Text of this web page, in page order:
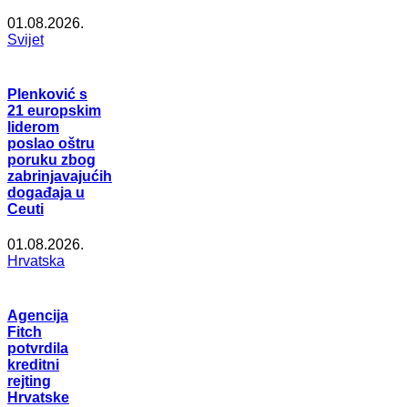
01.08.2026.
Svijet
Plenković s
21 europskim
liderom
poslao oštru
poruku zbog
zabrinjavajućih
događaja u
Ceuti
01.08.2026.
Hrvatska
Agencija
Fitch
potvrdila
kreditni
rejting
Hrvatske